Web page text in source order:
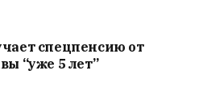
спецпенсию от
“уже 5 лет”